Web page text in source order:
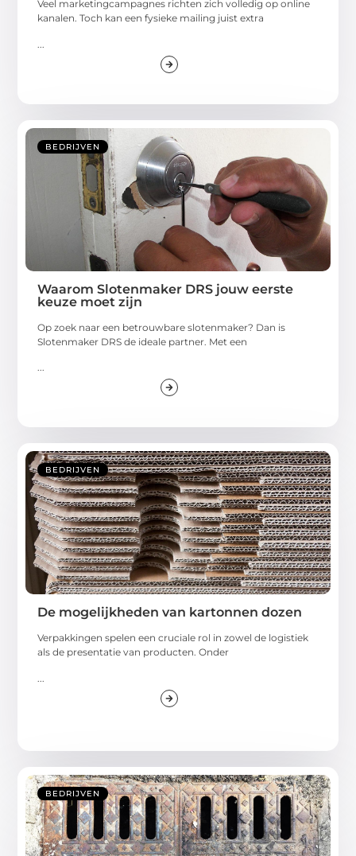
Veel marketingcampagnes richten zich volledig op online
kanalen. Toch kan een fysieke mailing juist extra
BEDRIJVEN
Waarom Slotenmaker DRS jouw eerste
keuze moet zijn
Op zoek naar een betrouwbare slotenmaker? Dan is
Slotenmaker DRS de ideale partner. Met een
...
BEDRIJVEN
De mogelijkheden van kartonnen dozen
Verpakkingen spelen een cruciale rol in zowel de logistiek
als de presentatie van producten. Onder
BEDRIJVEN